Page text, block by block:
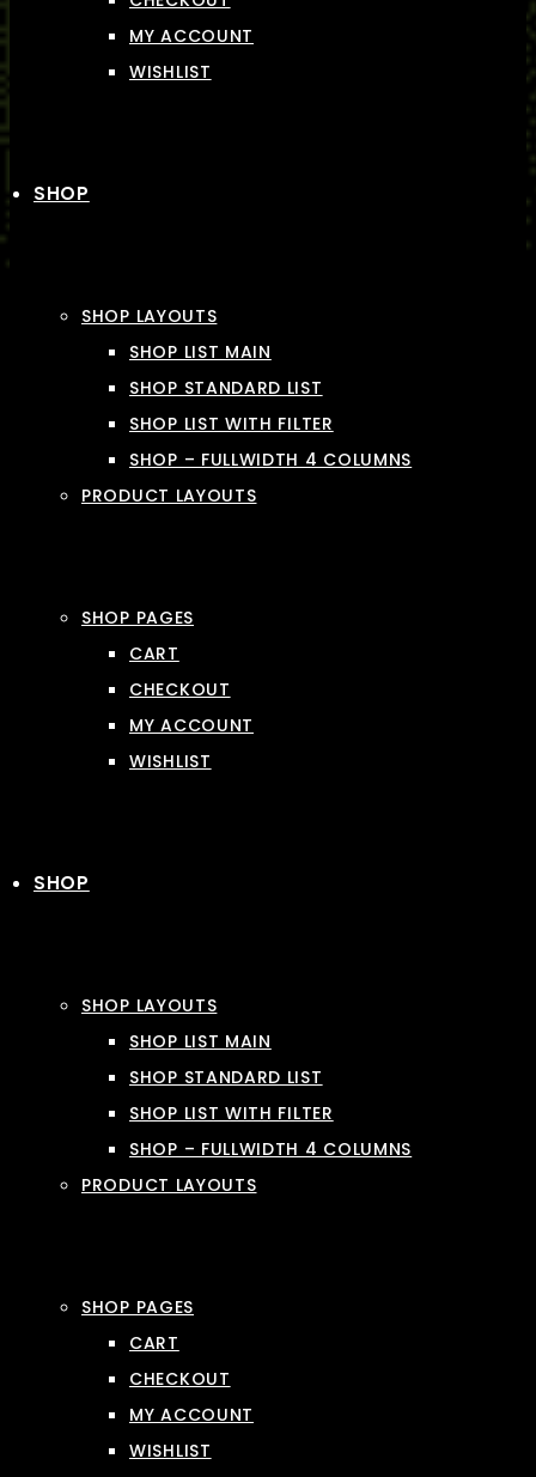
MY ACCOUNT
WISHLIST
SHOP
SHOP LAYOUTS
SHOP LIST MAIN
SHOP STANDARD LIST
SHOP LIST WITH FILTER
SHOP – FULLWIDTH 4 COLUMNS
PRODUCT LAYOUTS
SHOP PAGES
CART
CHECKOUT
MY ACCOUNT
WISHLIST
SHOP
SHOP LAYOUTS
SHOP LIST MAIN
SHOP STANDARD LIST
SHOP LIST WITH FILTER
SHOP – FULLWIDTH 4 COLUMNS
PRODUCT LAYOUTS
SHOP PAGES
CART
CHECKOUT
MY ACCOUNT
WISHLIST